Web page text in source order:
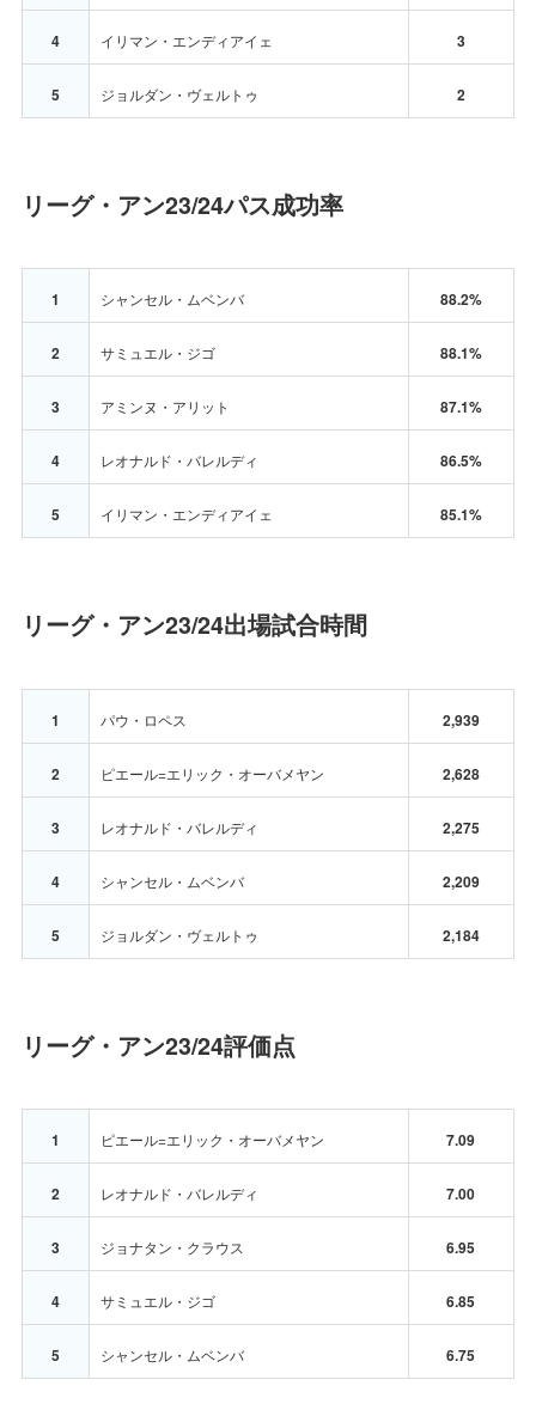
4 イリマン・エンディアイェ 3
5 ジョルダン・ヴェルトゥ 2
リーグ・アン23/24パス成功率
1 シャンセル・ムベンバ 88.2%
2 サミュエル・ジゴ 88.1%
3 アミンヌ・アリット 87.1%
4 レオナルド・バレルディ 86.5%
5 イリマン・エンディアイェ 85.1%
リーグ・アン23/24出場試合時間
1 パウ・ロペス 2,939
2 ピエール=エリック・オーバメヤン 2,628
3 レオナルド・バレルディ 2,275
4 シャンセル・ムベンバ 2,209
5 ジョルダン・ヴェルトゥ 2,184
リーグ・アン23/24評価点
1 ピエール=エリック・オーバメヤン 7.09
2 レオナルド・バレルディ 7.00
3 ジョナタン・クラウス 6.95
4 サミュエル・ジゴ 6.85
5 シャンセル・ムベンバ 6.75